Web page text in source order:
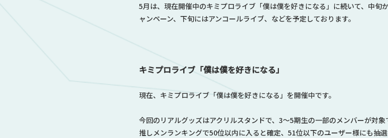
5月は、現在開催中のキミプロライブ「僕は僕を好きになる」に続いて、中旬
ャンペーン、下旬にはアンコールライブ、などを予定しております。
キミプロライブ「僕は僕を好きになる」
現在、キミプロライブ「僕は僕を好きになる」を開催中です。
今回のリアルグッズはアクリルスタンドで、3〜5期生の一部のメンバーが対象
推しメンランキングで50位以内に入ると確定、51位以下のユーザー様にも抽